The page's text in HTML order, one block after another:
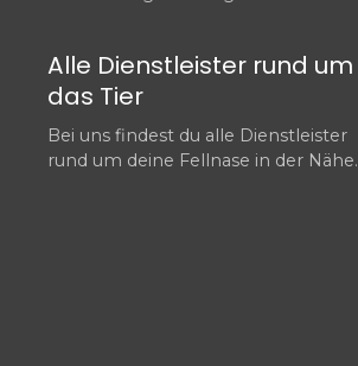
Alle Dienstleister rund um
das Tier
Bei uns findest du alle Dienstleister
rund um deine Fellnase in der Nähe.